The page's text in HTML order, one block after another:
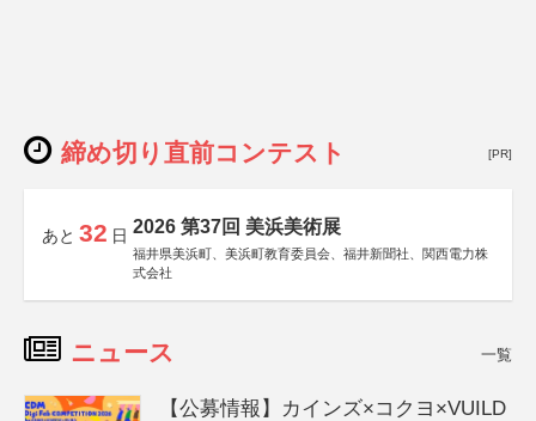
締め切り直前コンテスト [PR]
あと 32 日 2026 第37回 美浜美術展
福井県美浜町、美浜町教育委員会、福井新聞社、関西電力株
式会社
ニュース 一覧
【公募情報】カインズ×コクヨ×VUILD